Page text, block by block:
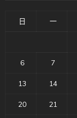
日 一
6 7
13 14
20 21